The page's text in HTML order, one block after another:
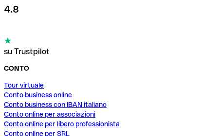
4.8
su Trustpilot
CONTO
Tour virtuale
Conto business online
Conto business con IBAN italiano
Conto online per associazioni
Conto online per libero professionista
Conto online per SRL